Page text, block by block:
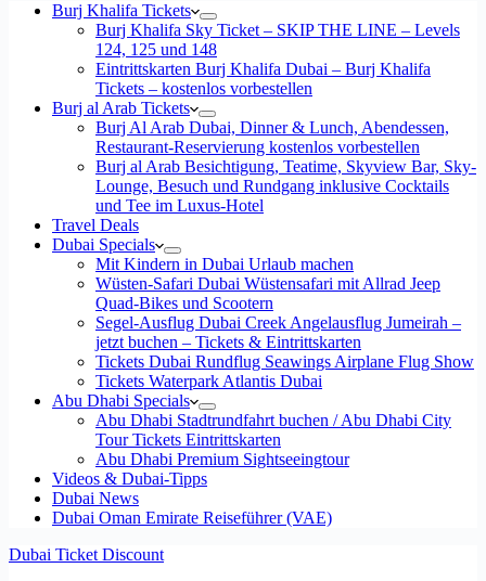
Burj Khalifa Tickets
Burj Khalifa Sky Ticket – SKIP THE LINE – Levels
124, 125 und 148
Eintrittskarten Burj Khalifa Dubai – Burj Khalifa
Tickets – kostenlos vorbestellen
Burj al Arab Tickets
Burj Al Arab Dubai, Dinner & Lunch, Abendessen,
Restaurant-Reservierung kostenlos vorbestellen
Burj al Arab Besichtigung, Teatime, Skyview Bar, Sky-
Lounge, Besuch und Rundgang inklusive Cocktails
und Tee im Luxus-Hotel
Travel Deals
Dubai Specials
Mit Kindern in Dubai Urlaub machen
Wüsten-Safari Dubai Wüstensafari mit Allrad Jeep
Quad-Bikes und Scootern
Segel-Ausflug Dubai Creek Angelausflug Jumeirah –
jetzt buchen – Tickets & Eintrittskarten
Tickets Dubai Rundflug Seawings Airplane Flug Show
Tickets Waterpark Atlantis Dubai
Abu Dhabi Specials
Abu Dhabi Stadtrundfahrt buchen / Abu Dhabi City
Tour Tickets Eintrittskarten
Abu Dhabi Premium Sightseeingtour
Videos & Dubai-Tipps
Dubai News
Dubai Oman Emirate Reiseführer (VAE)
Dubai Ticket Discount